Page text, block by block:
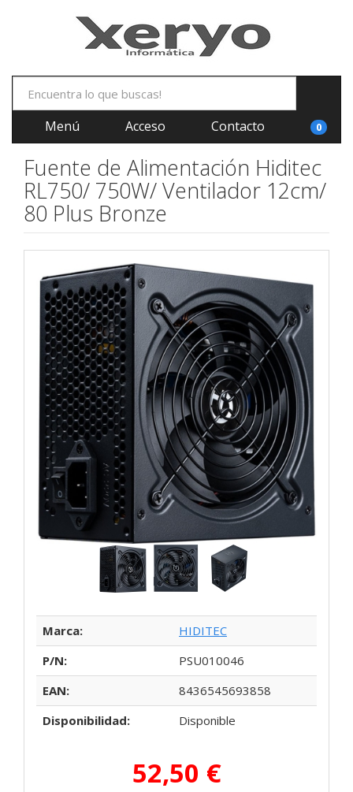
Menú Acceso Contacto 0
Fuente de Alimentación Hiditec
RL750/ 750W/ Ventilador 12cm/
80 Plus Bronze
Marca:
HIDITEC
P/N:
PSU010046
EAN:
8436545693858
Disponibilidad:
Disponible
52,50 €